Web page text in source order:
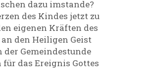
dazu imstande?
des Kindes jetzt zu
eigenen Kräften des
den Heiligen Geist
der Gemeindestunde
das Ereignis Gottes